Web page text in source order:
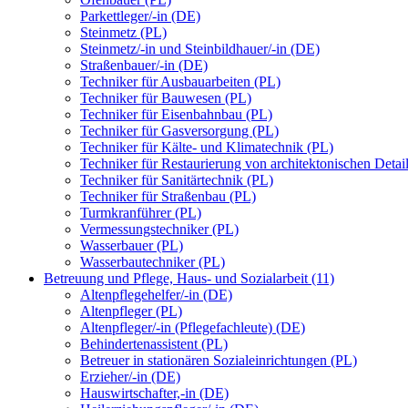
Parkettleger/-in (DE)
Steinmetz (PL)
Steinmetz/-in und Steinbildhauer/-in (DE)
Straßenbauer/-in (DE)
Techniker für Ausbauarbeiten (PL)
Techniker für Bauwesen (PL)
Techniker für Eisenbahnbau (PL)
Techniker für Gasversorgung (PL)
Techniker für Kälte- und Klimatechnik (PL)
Techniker für Restaurierung von architektonischen
Techniker für Sanitärtechnik (PL)
Techniker für Straßenbau (PL)
Turmkranführer (PL)
Vermessungstechniker (PL)
Wasserbauer (PL)
Wasserbautechniker (PL)
Betreuung und Pflege, Haus- und Sozialarbeit (11)
Altenpflegehelfer/-in (DE)
Altenpfleger (PL)
Altenpfleger/-in (Pflegefachleute) (DE)
Behindertenassistent (PL)
Betreuer in stationären Sozialeinrichtungen (PL)
Erzieher/-in (DE)
Hauswirtschafter,-in (DE)